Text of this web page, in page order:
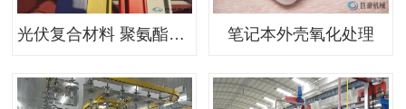
光伏复合材料 聚氨酯光伏边框边框喷涂 笔记本外壳氧化处理